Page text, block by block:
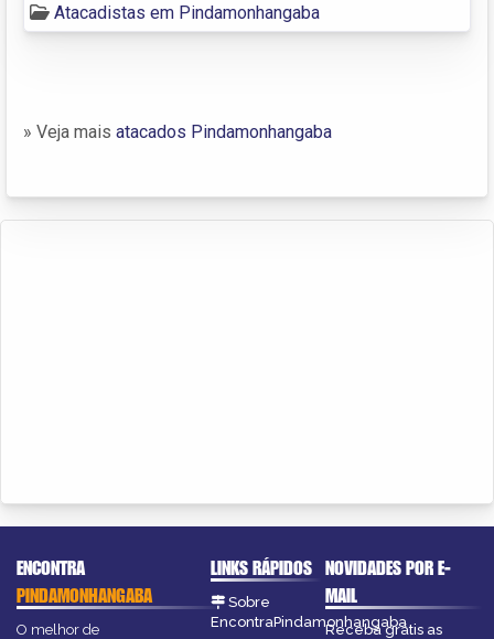
Atacadistas em Pindamonhangaba
» Veja mais atacados Pindamonhangaba
ENCONTRA
PINDAMONHANGABA
O melhor de
LINKS RÁPIDOS
Sobre
EncontraPindamonhangaba
NOVIDADES POR E-
MAIL
Receba grátis as